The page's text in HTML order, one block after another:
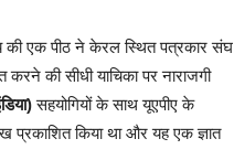
की एक पीठ ने केरल स्थित पत्रकार संघ
करने की सीधी याचिका पर नाराजगी
सहयोगियों के साथ यूएपीए के
प्रकाशित किया था और यह एक ज्ञात